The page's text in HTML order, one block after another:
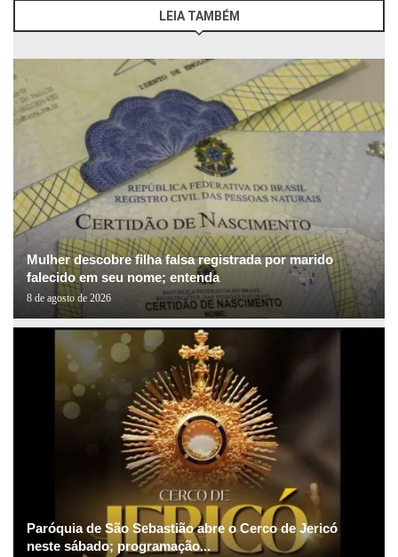
LEIA TAMBÉM
Mulher descobre filha falsa registrada por marido
falecido em seu nome; entenda
8 de agosto de 2026
Paróquia de São Sebastião abre o Cerco de Jericó
neste sábado; programação...